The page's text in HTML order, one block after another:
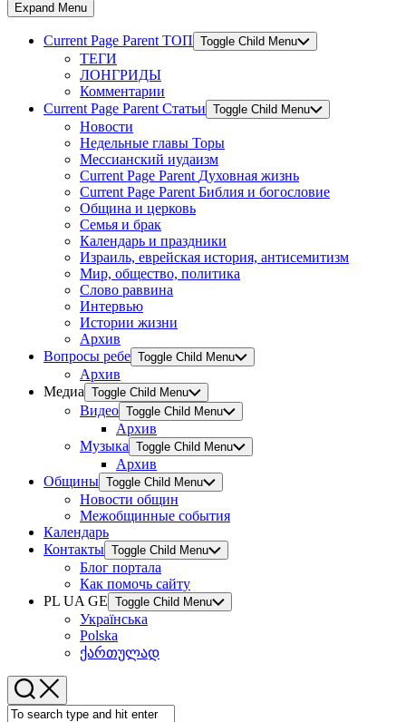
Expand Menu
Current Page Parent ТОП Toggle Child Menu
ТЕГИ
ЛОНГРИДЫ
Комментарии
Current Page Parent Статьи Toggle Child Menu
Новости
Недельные главы Торы
Мессианский иудаизм
Current Page Parent Духовная жизнь
Current Page Parent Библия и богословие
Община и церковь
Семья и брак
Календарь и праздники
Израиль, еврейская история, антисемитизм
Мир, общество, политика
Слово раввина
Интервью
Истории жизни
Архив
Вопросы ребе Toggle Child Menu
Архив
Медиа Toggle Child Menu
Видео Toggle Child Menu
Архив
Музыка Toggle Child Menu
Архив
Общины Toggle Child Menu
Новости общин
Межобщинные события
Календарь
Контакты Toggle Child Menu
Блог портала
Как помочь сайту
PL UA GE Toggle Child Menu
Українська
Polska
ქართულად